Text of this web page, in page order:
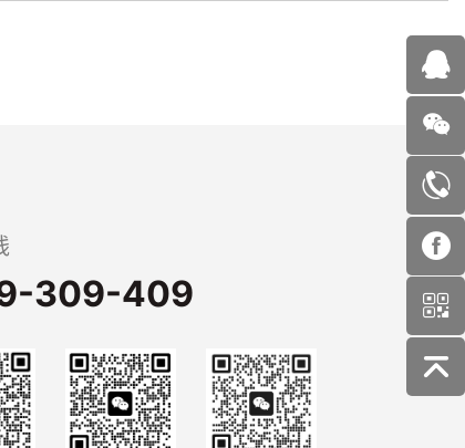
309-409